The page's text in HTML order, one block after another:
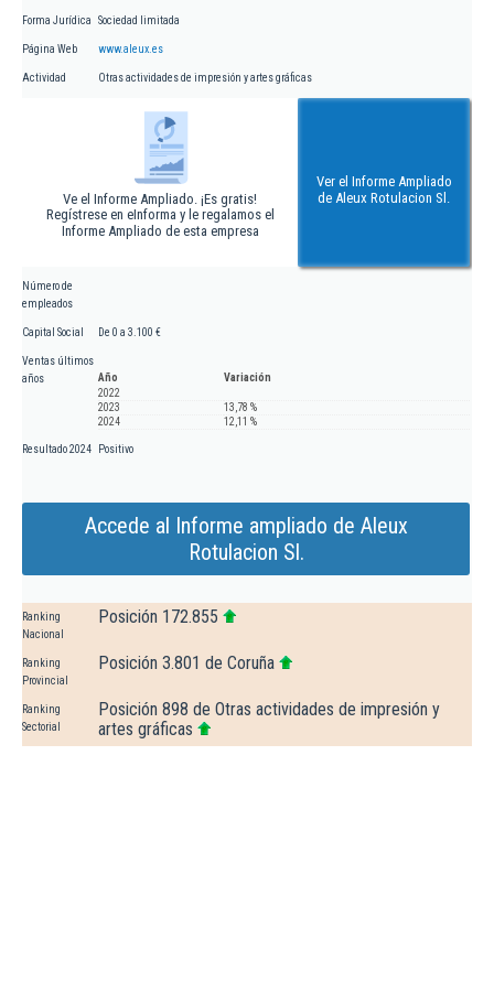
Forma Jurídica Sociedad limitada
Página Web www.aleux.es
Actividad Otras actividades de impresión y artes gráficas
Ve el Informe Ampliado. ¡Es gratis!
Regístrese en eInforma y le regalamos el
Informe Ampliado de esta empresa
Ver el Informe Ampliado
de Aleux Rotulacion Sl.
Número de
empleados
Capital Social De 0 a 3.100 €
Ventas últimos
años
Año
Variación
2022
2023
13,78 %
2024
12,11 %
Resultado 2024 Positivo
Accede al Informe ampliado de Aleux
Rotulacion Sl.
Ranking
Nacional
Posición 172.855
Ranking
Provincial
Posición 3.801 de Coruña
Ranking
Sectorial
Posición 898 de Otras actividades de impresión y
artes gráficas